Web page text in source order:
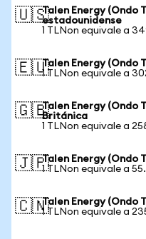
🇺🇸Talen Energy (Ondo
estadounidense
1 TLNon equivale a
🇪🇺Talen Energy (Ondo
1 TLNon equivale a
🇬🇧Talen Energy (Ondo
Británica
1 TLNon equivale a
🇯🇵Talen Energy (Ondo
1 TLNon equivale a
🇨🇳Talen Energy (Ondo
1 TLNon equivale a